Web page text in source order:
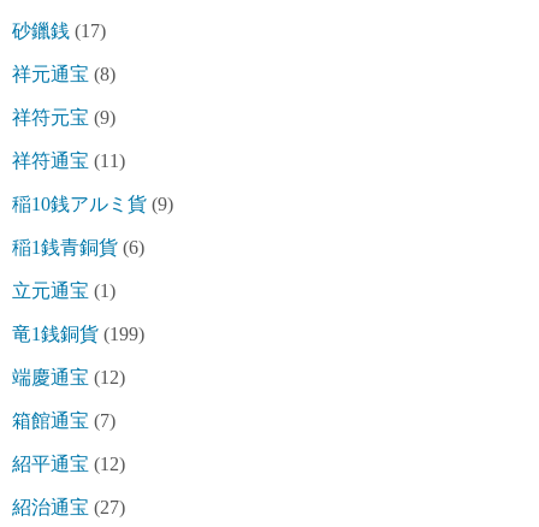
砂鑞銭 (17)
祥元通宝 (8)
祥符元宝 (9)
祥符通宝 (11)
稲10銭アルミ貨 (9)
稲1銭青銅貨 (6)
立元通宝 (1)
竜1銭銅貨 (199)
端慶通宝 (12)
箱館通宝 (7)
紹平通宝 (12)
紹治通宝 (27)